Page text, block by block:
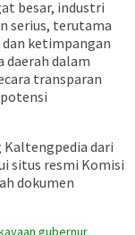
besar, industri
serius, terutama
ketimpangan
daerah dalam
transparan
dari
situs resmi Komisi
dokumen
gubernur